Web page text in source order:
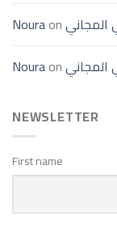
Nouraonالمجاني
Nouraonالمجاني
NEWSLETTER
First name